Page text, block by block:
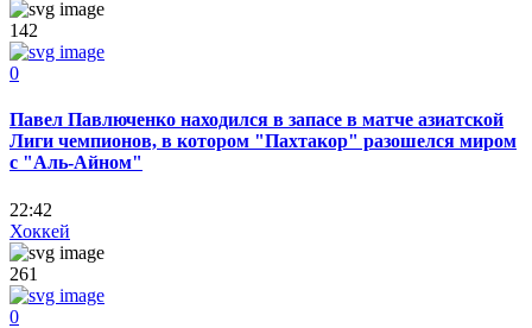
142
0
Павел Павлюченко находился в запасе в матче азиатской
Лиги чемпионов, в котором "Пахтакор" разошелся миром
с "Аль-Айном"
22:42
Хоккей
261
0